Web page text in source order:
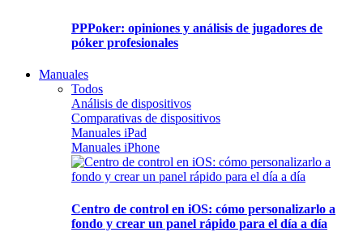
PPPoker: opiniones y análisis de jugadores de
póker profesionales
Manuales
Todos
Análisis de dispositivos
Comparativas de dispositivos
Manuales iPad
Manuales iPhone
Centro de control en iOS: cómo personalizarlo a
fondo y crear un panel rápido para el día a día